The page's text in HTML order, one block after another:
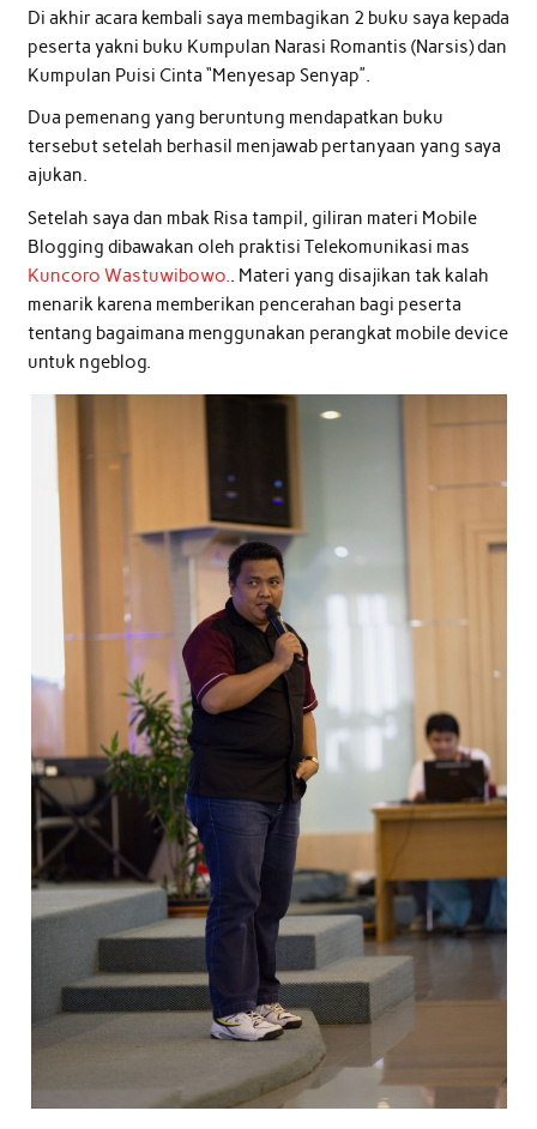
Di akhir acara kembali saya membagikan 2 buku saya kepada
peserta yakni buku Kumpulan Narasi Romantis (Narsis) dan
Kumpulan Puisi Cinta “Menyesap Senyap”.
Dua pemenang yang beruntung mendapatkan buku
tersebut setelah berhasil menjawab pertanyaan yang saya
ajukan.
Setelah saya dan mbak Risa tampil, giliran materi Mobile
Blogging dibawakan oleh praktisi Telekomunikasi mas
Kuncoro Wastuwibowo.. Materi yang disajikan tak kalah
menarik karena memberikan pencerahan bagi peserta
tentang bagaimana menggunakan perangkat mobile device
untuk ngeblog.